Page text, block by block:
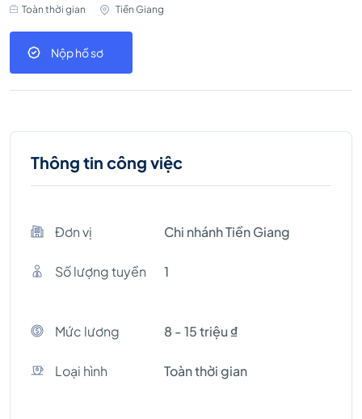
Toàn thời gian Tiền Giang
Nộp hồ sơ
Thông tin công việc
Đơn vị Chi nhánh Tiền Giang
Số lượng tuyền 1
Mức lương 8 - 15 triệu ₫
Loại hình Toàn thời gian